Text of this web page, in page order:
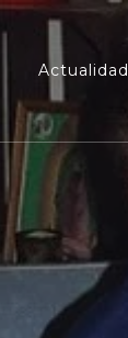
Actualidad